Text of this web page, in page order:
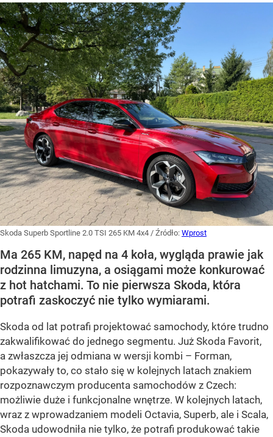
Skoda Superb Sportline 2.0 TSI 265 KM 4x4 / Źródło: Wprost
Ma 265 KM, napęd na 4 koła, wygląda prawie jak
rodzinna limuzyna, a osiągami może konkurować
z hot hatchami. To nie pierwsza Skoda, która
potrafi zaskoczyć nie tylko wymiarami.
Skoda od lat potrafi projektować samochody, które trudno
zakwalifikować do jednego segmentu. Już Skoda Favorit,
a zwłaszcza jej odmiana w wersji kombi – Forman,
pokazywały to, co stało się w kolejnych latach znakiem
rozpoznawczym producenta samochodów z Czech:
możliwie duże i funkcjonalne wnętrze. W kolejnych latach,
wraz z wprowadzaniem modeli Octavia, Superb, ale i Scala,
Skoda udowodniła nie tylko, że potrafi produkować takie